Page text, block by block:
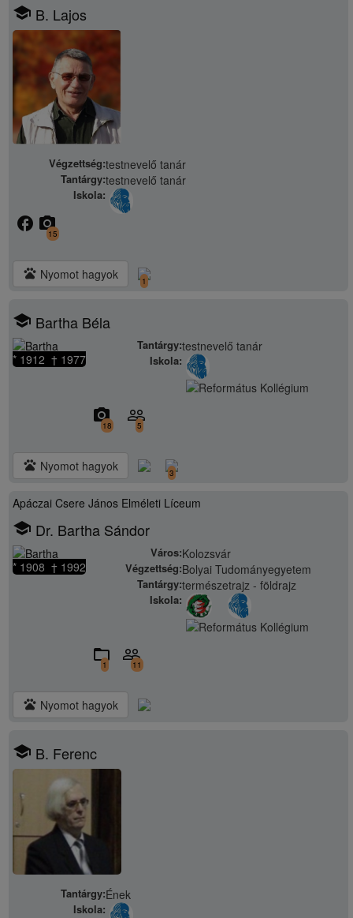
school B. Lajos
Végzettség:testnevelő tanár
Tantárgy:testnevelő tanár
Iskola:
facebook camera_alt
15
pets Nyomot hagyok 1
school Bartha Béla
* 1912 † 1977
Tantárgy:testnevelő tanár
Iskola:
camera_alt
18
people_outline
5
pets Nyomot hagyok 3
Apáczai Csere János Elméleti Líceum
school Dr. Bartha Sándor
* 1908 † 1992
Város:Kolozsvár
Végzettség:Bolyai Tudományegyetem
Tantárgy:természetrajz - földrajz
Iskola:
folder_open
1
people_outline
11
pets Nyomot hagyok
school B. Ferenc
Tantárgy:Ének
Iskola: